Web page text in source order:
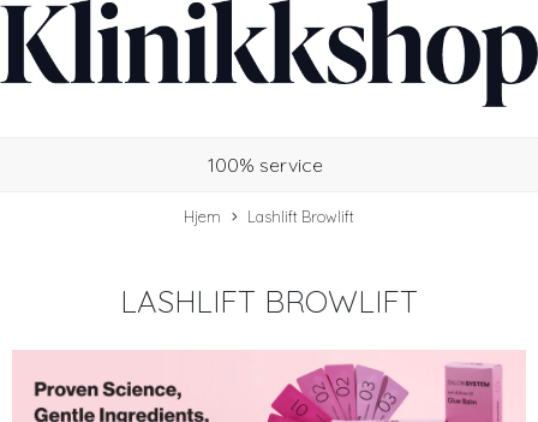
100% service
Hjem Lashlift Browlift
LASHLIFT BROWLIFT